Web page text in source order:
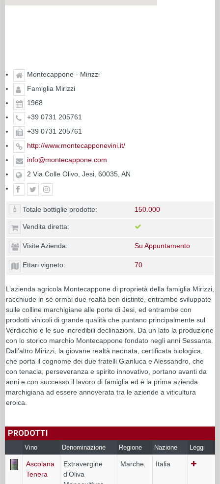
Montecappone - Mirizzi
Famiglia Mirizzi
1968
+39 0731 205761
+39 0731 205761
http://www.montecapponevini.it/
info@montecappone.com
2 Via Colle Olivo, Jesi, 60035, AN
Totale bottiglie prodotte: 150.000
Vendita diretta:
Visite Azienda: Su Appuntamento
Ettari vigneto: 70
L’azienda agricola Montecappone di proprietà della famiglia Mirizzi,
racchiude in sé ormai due realtà ben distinte, entrambe sviluppate
sulle colline marchigiane alle porte di Jesi, ed entrambe con
prodotti vinicoli di grande qualità che puntano principalmente sul
Verdicchio e le sue incredibili declinazioni. Da un lato la produzione
con lo storico marchio Montecappone fondato negli anni Sessanta.
Dall’altro Mirizzi, la giovane realtà neonata, certificata biologica,
che porta il cognome dei due fratelli Gianluca e Alessandro, che
con tenacia, perseveranza e spirito innovativo, portano avanti da
anni e con successo il lavoro di famiglia ed è la prima azienda
marchigiana ad essere annoverata tra le aziende a viticultura
eroica.
PRODOTTI
Vino Denominazione Regione Nazione Leggi
Ascolana
Tenera
Extravergine
d'Oliva
Marche Italia